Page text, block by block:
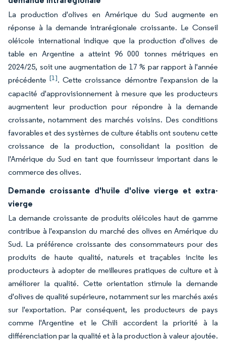
La production d'olives en Amérique du Sud augmente en
réponse à la demande intrarégionale croissante. Le Conseil
oléicole international indique que la production d'olives de
table en Argentine a atteint 96 000 tonnes métriques en
2024/25, soit une augmentation de 17 % par rapport à l'année
précédente[1]. Cette croissance démontre l'expansion de la
capacité d'approvisionnement à mesure que les producteurs
augmentent leur production pour répondre à la demande
croissante, notamment des marchés voisins. Des conditions
favorables et des systèmes de culture établis ont soutenu cette
croissance de la production, consolidant la position de
l'Amérique du Sud en tant que fournisseur important dans le
commerce des olives.
Demande croissante d'huile d'olive vierge et extra-
vierge
La demande croissante de produits oléicoles haut de gamme
contribue à l'expansion du marché des olives en Amérique du
Sud. La préférence croissante des consommateurs pour des
produits de haute qualité, naturels et traçables incite les
producteurs à adopter de meilleures pratiques de culture et à
améliorer la qualité. Cette orientation stimule la demande
d'olives de qualité supérieure, notamment sur les marchés axés
sur l'exportation. Par conséquent, les producteurs de pays
comme l'Argentine et le Chili accordent la priorité à la
différenciation par la qualité et à la production à valeur ajoutée.